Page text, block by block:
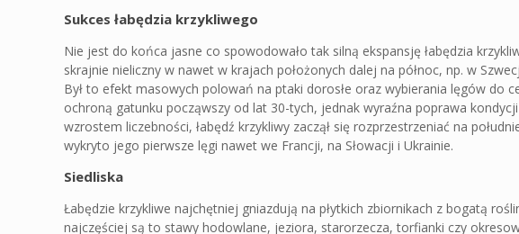
Sukces łabędzia krzykliwego
Nie jest do końca jasne co spowodowało tak silną ekspansję łabędzia
skrajnie nieliczny w nawet w krajach położonych dalej na północ, np. w
Był to efekt masowych polowań na ptaki dorosłe oraz wybierania lęgów do
ochroną gatunku począwszy od lat 30-tych, jednak wyraźna poprawa
wzrostem liczebności, łabędź krzykliwy zaczął się rozprzestrzeniać na
wykryto jego pierwsze lęgi nawet we Francji, na Słowacji i Ukrainie.
Siedliska
Łabędzie krzykliwe najchętniej gniazdują na płytkich zbiornikach z bogatą
najczęściej są to stawy hodowlane, jeziora, starorzecza, torfianki czy